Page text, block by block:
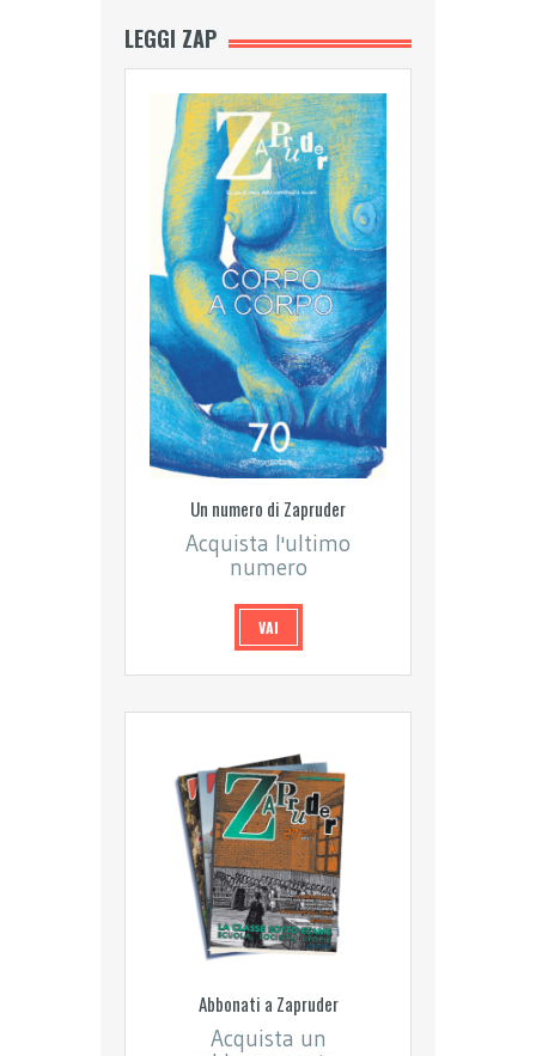
LEGGI ZAP
Un numero di Zapruder
Acquista l'ultimo
numero
VAI
Abbonati a Zapruder
Acquista un